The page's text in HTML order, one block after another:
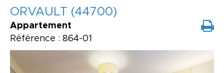
ORVAULT (44700)
Appartement
Référence : 864-01